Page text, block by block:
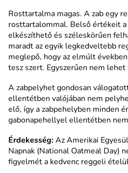
Rosttartalma magas. A zab egy
rosttartalommal. Belső értékeit
elkészíthető és széleskörűen
maradt az egyik legkedveltebb
meglepő, hogy az elmúlt
tesz szert. Egyszerűen nem lehet
A zabpelyhet gondosan
ellentétben valójában nem
elő, így a zabpehelyben minden
gabonapehellyel ellentétben
Érdekesség:Az Amerikai
Napnak (National Oatmeal Day)
figyelmét a kedvenc reggeli